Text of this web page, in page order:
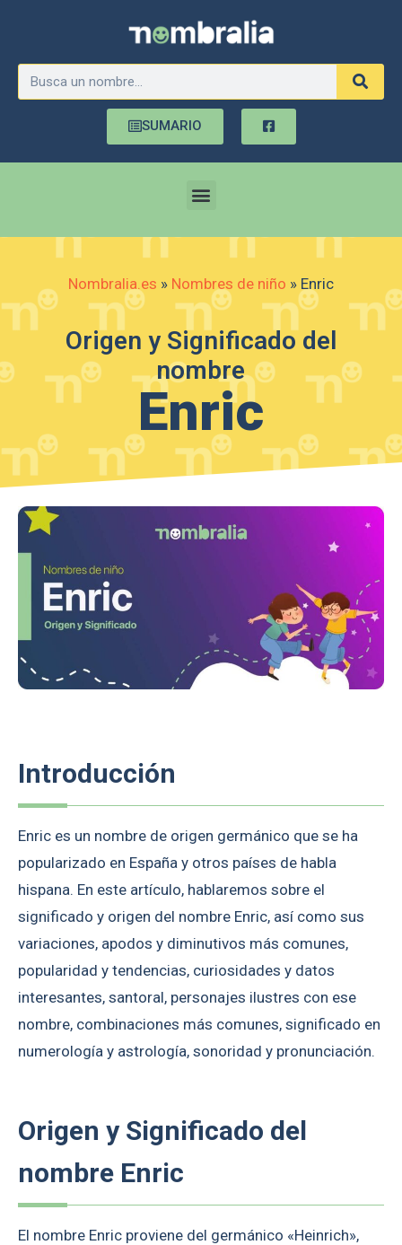
SUMARIO
Nombralia.es » Nombres de niño » Enric
Origen y Significado del
nombre
Enric
Introducción
Enric es un nombre de origen germánico que se ha
popularizado en España y otros países de habla
hispana. En este artículo, hablaremos sobre el
significado y origen del nombre Enric, así como sus
variaciones, apodos y diminutivos más comunes,
popularidad y tendencias, curiosidades y datos
interesantes, santoral, personajes ilustres con ese
nombre, combinaciones más comunes, significado en
numerología y astrología, sonoridad y pronunciación.
Origen y Significado del
nombre Enric
El nombre Enric proviene del germánico «Heinrich»,